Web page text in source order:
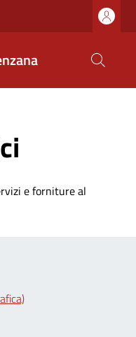
e forniture al